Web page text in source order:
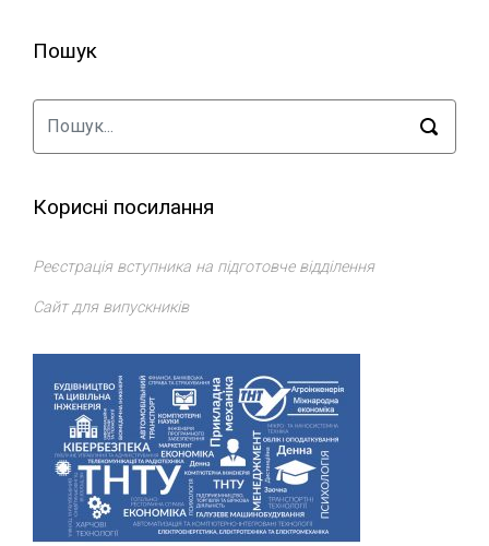
Пошук
Корисні посилання
Реєстрація вступника на підготовче відділення
Сайт для випускників